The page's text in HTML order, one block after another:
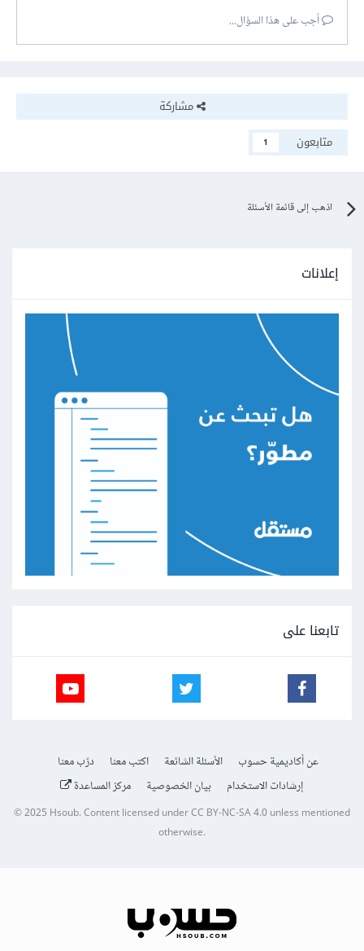
أجب على هذا السؤال...
مشاركة
متابعون
1
اذهب إلى قائمة الأسئلة
إعلانات
تابعنا على
عن أكاديمية حسوب الأسئلة الشائعة اكتب معنا
درّب معنا
إرشادات الاستخدام
بيان الخصوصية مركز المساعدة
© 2025Hsoub.Content licensed underCC BY-NC-SA 4.0unless mentioned
otherwise.